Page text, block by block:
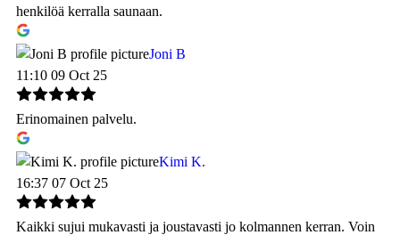
henkilöä kerralla saunaan.
Joni B
11:10 09 Oct 25
Erinomainen palvelu.
Kimi K.
16:37 07 Oct 25
Kaikki sujui mukavasti ja joustavasti jo kolmannen kerran. Voin